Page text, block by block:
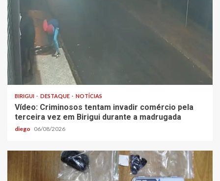
BIRIGUI DESTAQUE NOTÍCIAS
Vídeo: Criminosos tentam invadir comércio pela
terceira vez em Birigui durante a madrugada
diego 06/08/2026